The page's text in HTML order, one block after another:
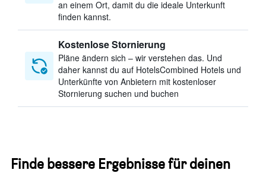
an einem Ort, damit du die ideale Unterkunft
finden kannst.
Kostenlose Stornierung
Pläne ändern sich – wir verstehen das. Und
daher kannst du auf HotelsCombined Hotels und
Unterkünfte von Anbietern mit kostenloser
Stornierung suchen und buchen
Finde bessere Ergebnisse für deinen